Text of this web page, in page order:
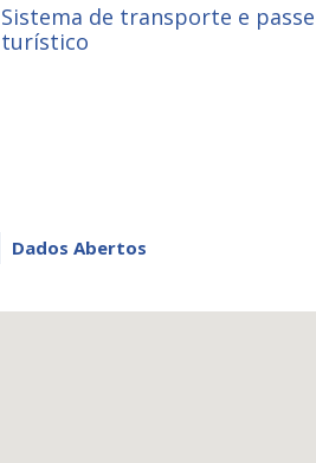
Sistema de transporte e
turístico
Dados Abertos